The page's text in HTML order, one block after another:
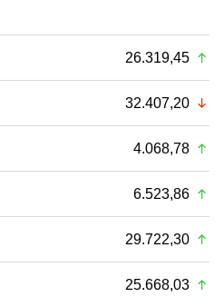
26.319,45
32.407,20
4.068,78
6.523,86
29.722,30
25.668,03